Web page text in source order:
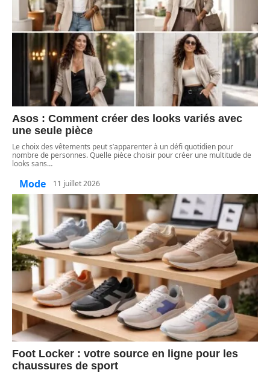
Asos : Comment créer des looks variés avec
une seule pièce
Le choix des vêtements peut s’apparenter à un défi quotidien pour
nombre de personnes. Quelle pièce choisir pour créer une multitude de
looks sans…
Mode 11 juillet 2026
Foot Locker : votre source en ligne pour les
chaussures de sport